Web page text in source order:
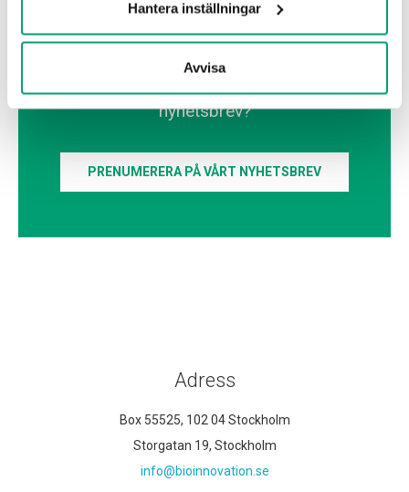
Hantera inställningar
Avvisa
nyhetsbrev?
PRENUMERERA PÅ VÅRT NYHETSBREV
Adress
Box 55525, 102 04 Stockholm
Storgatan 19, Stockholm
info@bioinnovation.se